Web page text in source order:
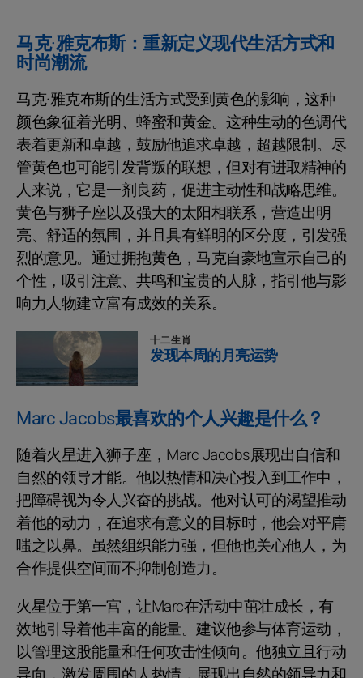
马克·雅克布斯：重新定义现代生活方式和
时尚潮流
马克·雅克布斯的生活方式受到黄色的影响，这种
颜色象征着光明、蜂蜜和黄金。这种生动的色调代
表着更新和卓越，鼓励他追求卓越，超越限制。尽
管黄色也可能引发背叛的联想，但对有进取精神的
人来说，它是一剂良药，促进主动性和战略思维。
黄色与狮子座以及强大的太阳相联系，营造出明
亮、舒适的氛围，并且具有鲜明的区分度，引发强
烈的意见。通过拥抱黄色，马克自豪地宣示自己的
个性，吸引注意、共鸣和宝贵的人脉，指引他与影
响力人物建立富有成效的关系。
十二生肖
发现本周的月亮运势
Marc Jacobs最喜欢的个人兴趣是什么？
随着火星进入狮子座，Marc Jacobs展现出自信和
自然的领导才能。他以热情和决心投入到工作中，
把障碍视为令人兴奋的挑战。他对认可的渴望推动
着他的动力，在追求有意义的目标时，他会对平庸
嗤之以鼻。虽然组织能力强，但他也关心他人，为
合作提供空间而不抑制创造力。
火星位于第一宫，让Marc在活动中茁壮成长，有
效地引导着他丰富的能量。建议他参与体育运动，
以管理这股能量和任何攻击性倾向。他独立且行动